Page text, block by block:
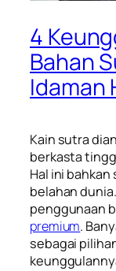
4
Bahan
Idaman
Kain sutra
berkasta
Hal ini
belahan
penggunaan
premium.
sebagai